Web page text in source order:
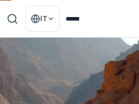
IT